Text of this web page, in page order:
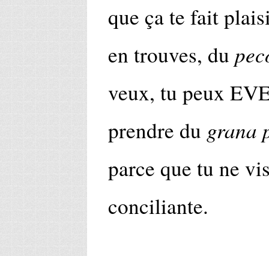
que ça te fait
en trouves, du
veux, tu peux
prendre du grana
parce que tu ne
conciliante.